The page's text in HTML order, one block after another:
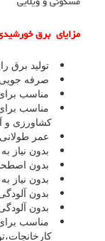
مزایای برق
تولید برق
صرفه
مناسب
مناسب
کشاورزی و
عمر طولانی
بدون نیاز
بدون
بدون نیاز
بدون
بدون
مناسب